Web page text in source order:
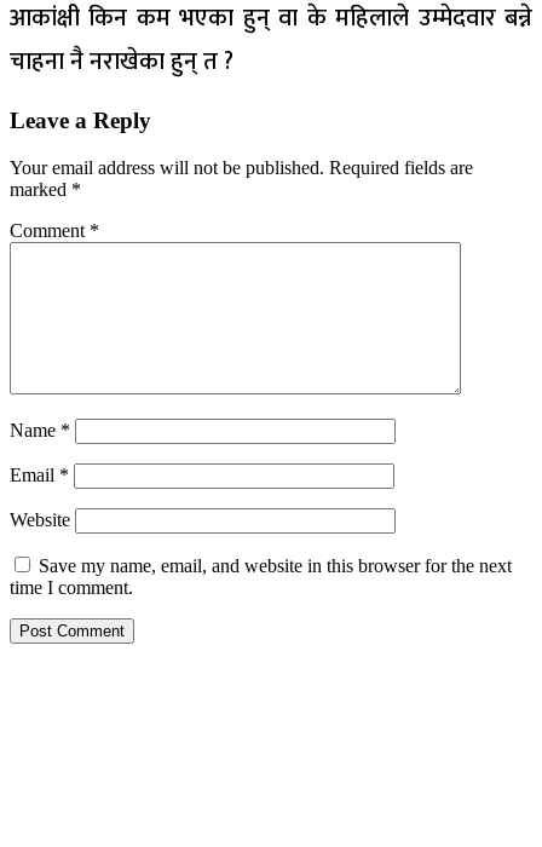
आकांक्षी किन कम भएका हुन् वा के महिलाले उम्मेदवार बन्ने
चाहना नै नराखेका हुन् त ?
Leave a Reply
Your email address will not be published. Required fields are
marked *
Comment *
Name *
Email *
Website
Save my name, email, and website in this browser for the next
time I comment.